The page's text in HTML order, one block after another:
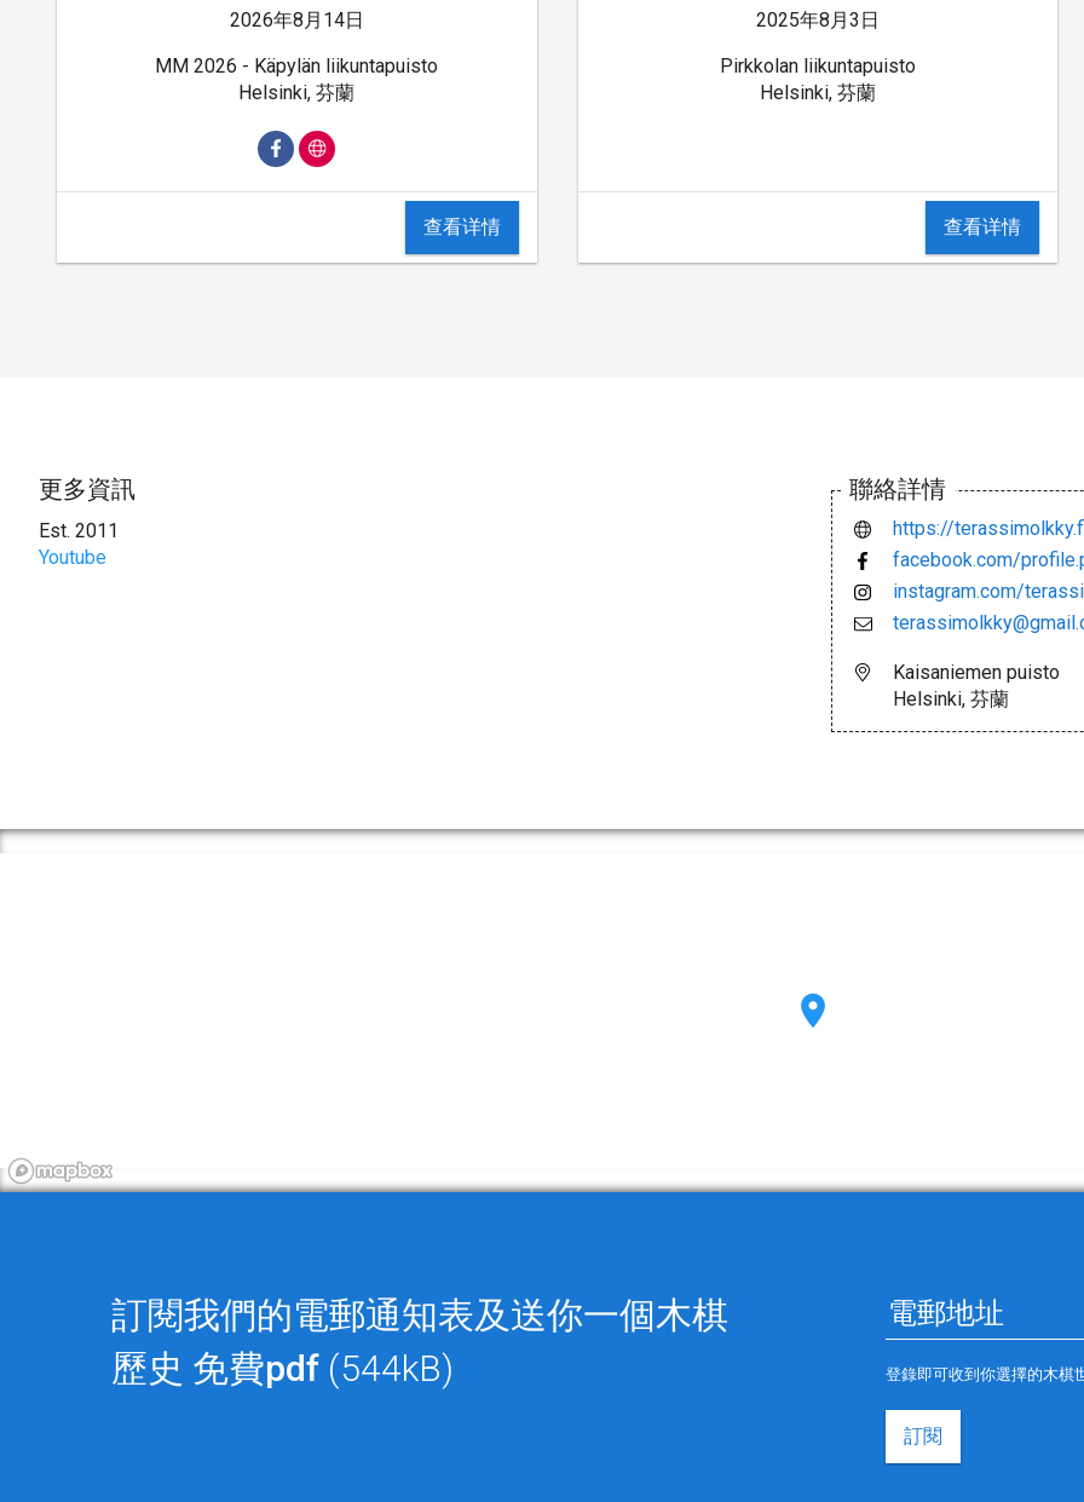
2026年8月14日
MM 2026 - Käpylän liikuntapuisto
Helsinki, 芬蘭
查看详情
2025年8月3日
Pirkkolan liikuntapuisto
Helsinki, 芬蘭
查看详情
更多資訊
Est. 2011
Youtube
聯絡詳情
https://
facebook.com/
instagram.com/
Kaisaniemen puisto
Helsinki, 芬蘭
訂閱我們的電郵通知表及送你一個木棋
歷史 免費pdf (544kB) 登錄即可收到你選擇的木棋
訂閱